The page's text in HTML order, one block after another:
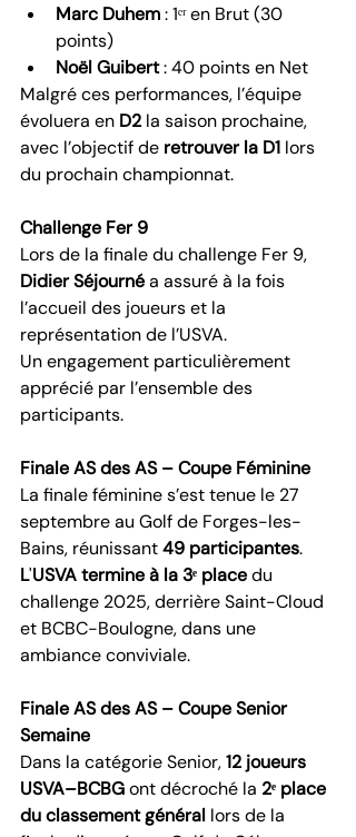
Marc Duhem : 1ᵉʳ en Brut (30
points)
Noël Guibert : 40 points en Net
Malgré ces performances, l’équipe
évoluera en D2 la saison prochaine,
avec l’objectif de retrouver la D1 lors
du prochain championnat.
Challenge Fer 9
Lors de la finale du challenge Fer 9,
Didier Séjourné a assuré à la fois
l’accueil des joueurs et la
représentation de l’USVA.
Un engagement particulièrement
apprécié par l’ensemble des
participants.
Finale AS des AS – Coupe Féminine
La finale féminine s’est tenue le 27
septembre au Golf de Forges-les-
Bains, réunissant 49 participantes.
L'USVA termine à la 3ᵉ place du
challenge 2025, derrière Saint-Cloud
et BCBC-Boulogne, dans une
ambiance conviviale.
Finale AS des AS – Coupe Senior
Semaine
Dans la catégorie Senior, 12 joueurs
USVA–BCBG ont décroché la 2ᵉ place
du classement général lors de la